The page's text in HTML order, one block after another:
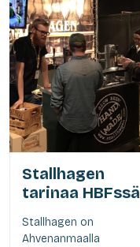
Stallhagen
tarinaa HBFssä
Stallhagen on
Ahvenanmaalla